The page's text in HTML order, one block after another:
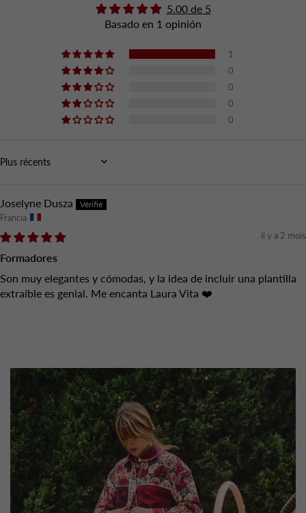
5.00 de 5
Basado en 1 opinión
1
0
0
0
0
Sort by
Joselyne Dusza
Francia
il y a 2 mois
Formadores
Son muy elegantes y cómodas, y la idea de incluir una plantilla
extraíble es genial. Me encanta Laura Vita ❤️